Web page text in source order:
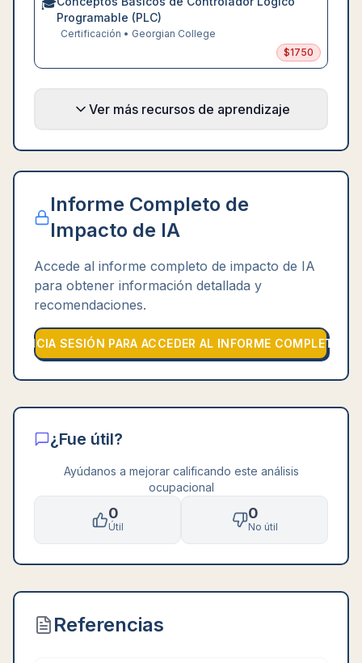
🎓
Programable (PLC)
Certificación • Georgian College
$1750
Ver más recursos de aprendizaje
Informe Completo de
Impacto de IA
Accede al informe completo de impacto de IA
para obtener información detallada y
recomendaciones.
INICIA SESIÓN PARA ACCEDER AL INFORME COMPLETO
¿Fue útil?
Ayúdanos a mejorar calificando este análisis
ocupacional
0
Útil
0
No útil
Referencias